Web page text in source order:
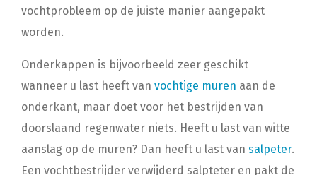
vochtprobleem op de juiste manier aangepakt
worden.
Onderkappen is bijvoorbeeld zeer geschikt
wanneer u last heeft van vochtige muren aan de
onderkant, maar doet voor het bestrijden van
doorslaand regenwater niets. Heeft u last van witte
aanslag op de muren? Dan heeft u last van salpeter.
Een vochtbestrijder verwijderd salpteter en pakt de